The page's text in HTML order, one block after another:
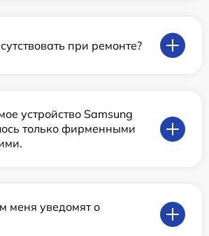
при ремонте?
устройство Samsung
только фирменными
меня уведомят о